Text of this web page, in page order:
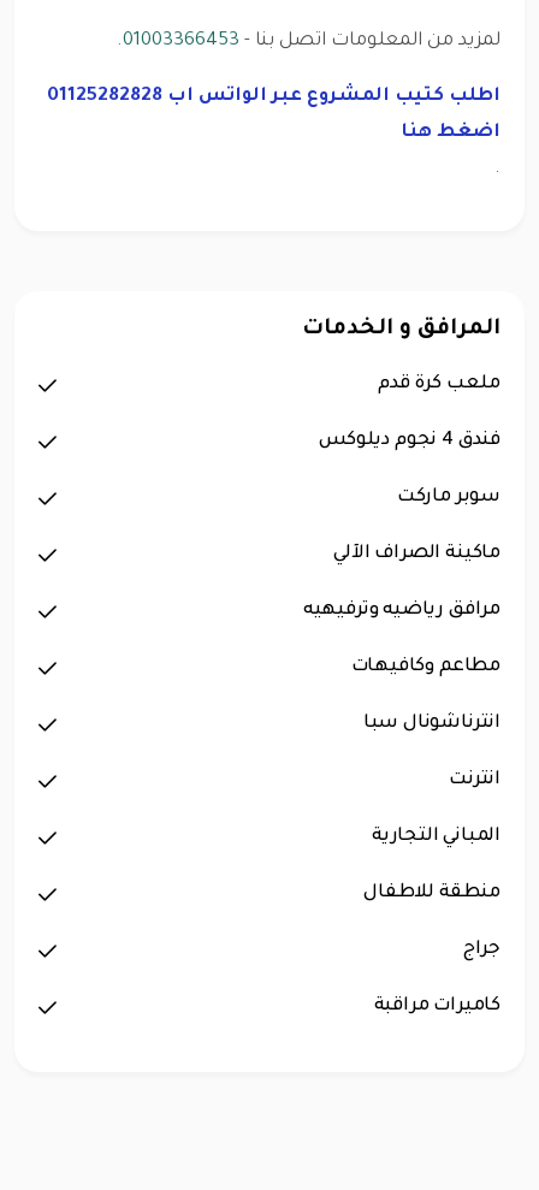
لمزيد من المعلومات اتصل بنا - 01003366453
.
اطلب كتيب المشروع عبر الواتس اب 01125282828
اضغط هنا
.
المرافق و الخدمات
ملعب كرة قدم
فندق 4 نجوم ديلوكس
سوبر ماركت
ماكينة الصراف الآلي
مرافق رياضيه وترفيهيه
مطاعم وكافيهات
انترناشونال سبا
انترنت
المباني التجارية
منطقة للاطفال
جراج
كاميرات مراقبة